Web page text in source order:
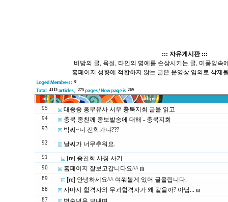
::: 자유게시판 :::
비방의 글, 욕설, 타인의 명예를 손상시키는 글, 미풍양속
홈페이지 성향에 적합하지 않는 글은 운영상 임의로 삭제
0
4115
275 269
no
subject
95
대종중 총무유사 서우 충북지회 글을 읽고
94 충북 종친께 종보발송에 대해 - 충북지회
93 박씨~너 전학가냐???
92 날씨가 너무추워요.
91 [re] 종친회 사칭 사기
90 홈페이지 잘보고갑니다요^^ [1]
89 [re] 안녕하세요^^ 여쭤볼게 있어 글올립니다.
88 사마시 합격자와 무과합격자가 왜 같을까? 아닙... [1]
87